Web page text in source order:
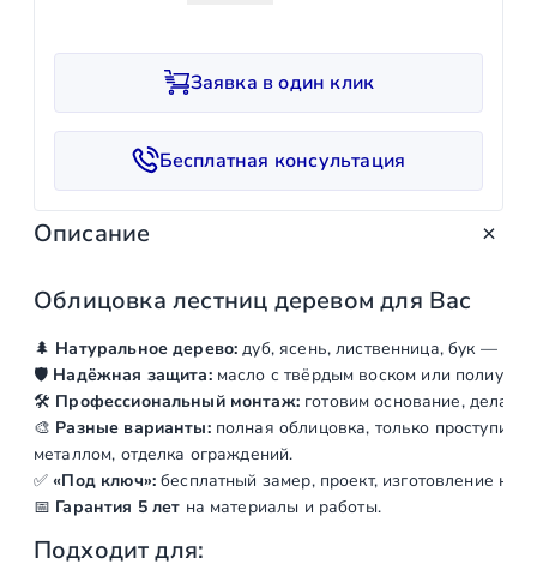
е
в
о
о
а
р
а
О
б
ц
Заявка в один клик
Бесплатная консультация
Описание
Облицовка лестниц деревом для Вас
🌲 Натуральноедерево: дуб,ясень,лиственница,бук—
🛡️ Надёжная защита:масло с твёрдым воском или
🛠️ Профессиональныймонтаж:готовим основание,делаем
🎨 Разные варианты:полная облицовка, только проступи,
металлом, отделка ограждений.
✅ «Подключ»:бесплатный замер,проект,изготовление на
📅 Гарантия 5лет на материалы и работы.
Подходитдля: